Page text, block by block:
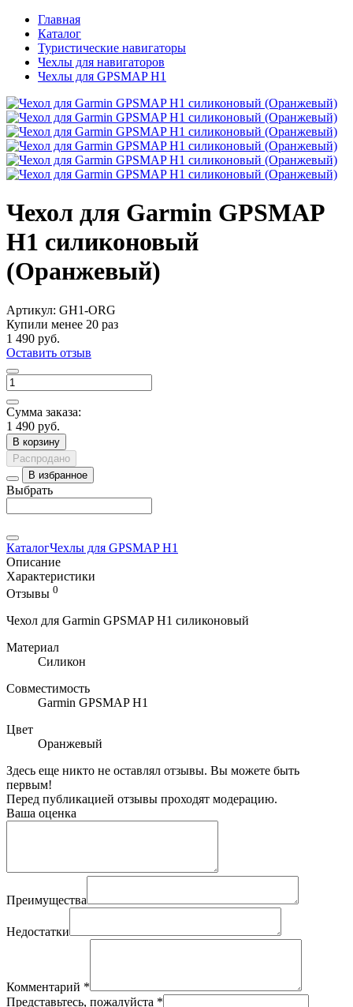
Главная
Каталог
Туристические навигаторы
Чехлы для навигаторов
Чехлы для GPSMAP H1
Чехол для Garmin GPSMAP
H1 силиконовый
(Оранжевый)
Артикул: GH1-ORG
Купили менее 20 раз
1 490 руб.
Оставить отзыв
Сумма заказа:
1 490 руб.
В корзину
Распродано
В избранное
Выбрать
КаталогЧехлы для GPSMAP H1
Описание
Характеристики
Отзывы 0
Чехол для Garmin GPSMAP H1 силиконовый
Материал
Силикон
Совместимость
Garmin GPSMAP H1
Цвет
Оранжевый
Здесь еще никто не оставлял отзывы. Вы можете быть
первым!
Перед публикацией отзывы проходят модерацию.
Ваша оценка
Преимущества
Недостатки
Комментарий *
Представьтесь, пожалуйста *